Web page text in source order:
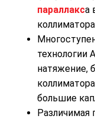
параллакса
технологии
натяжение,
большие
Различимая